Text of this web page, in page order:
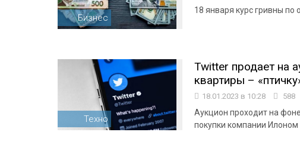
Бизнес
18 января курс гривны по
Техно
Twitter продает на
квартиры –
18.01.2023 в 10:28 588
Аукцион проходит на
покупки компании Илоном